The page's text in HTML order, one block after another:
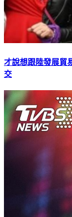
才說想跟陸發展貿
交